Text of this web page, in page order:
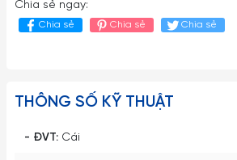
Chia sẻ ngay:
Chia sẻ Chia sẻ Chia sẻ
THÔNG SỐ KỸ THUẬT
- ĐVT: Cái